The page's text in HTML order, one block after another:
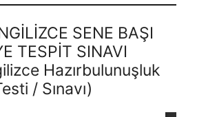
SENE BAŞI
TESPİT SINAVI
Hazırbulunuşluk
/ Sınavı)